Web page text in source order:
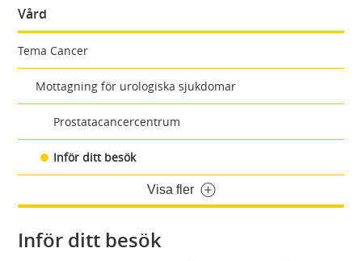
Vård
Tema Cancer
Mottagning för urologiska sjukdomar
Prostatacancercentrum
Inför ditt besök
Visa fler
Inför ditt besök